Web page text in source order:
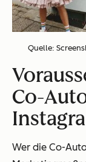
Quelle:
Co-
Wer die Co-